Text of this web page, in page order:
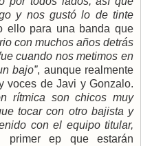
y nos gustó lo de tinte
ello para una banda que
con muchos años detrás
cuando nos metimos en
bajo”, aunque realmente
voces de Javi y Gonzalo.
rítmica son chicos muy
tocar con otro bajista y
con el equipo titular,
ep que estarán